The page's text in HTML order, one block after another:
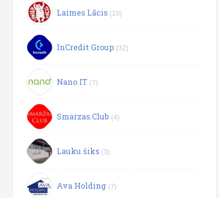
Laimes Lācis (10)
InCredit Group (32)
Nano IT (7)
Smarzas.Club (4)
Lauku šiks (3)
Ava Holding (7)